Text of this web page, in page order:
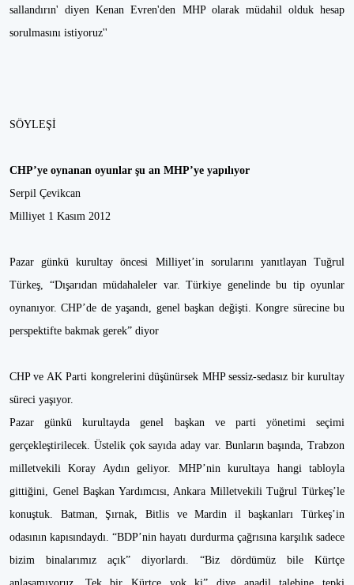
sallandırın' diyen Kenan Evren'den MHP olarak müdahil olduk hesap
sorulmasını istiyoruz''
SÖYLEŞİ
CHP’ye oynanan oyunlar şu an MHP’ye yapılıyor
Serpil Çevikcan
Milliyet 1 Kasım 2012
Pazar günkü kurultay öncesi Milliyet’in sorularını yanıtlayan Tuğrul
Türkeş, “Dışarıdan müdahaleler var. Türkiye genelinde bu tip oyunlar
oynanıyor. CHP’de de yaşandı, genel başkan değişti. Kongre sürecine bu
perspektifte bakmak gerek” diyor
CHP ve AK Parti kongrelerini düşünürsek MHP sessiz-sedasız bir kurultay
süreci yaşıyor.
Pazar günkü kurultayda genel başkan ve parti yönetimi seçimi
gerçekleştirilecek. Üstelik çok sayıda aday var. Bunların başında, Trabzon
milletvekili Koray Aydın geliyor. MHP’nin kurultaya hangi tabloyla
gittiğini, Genel Başkan Yardımcısı, Ankara Milletvekili Tuğrul Türkeş’le
konuştuk. Batman, Şırnak, Bitlis ve Mardin il başkanları Türkeş’in
odasının kapısındaydı. “BDP’nin hayatı durdurma çağrısına karşılık sadece
bizim binalarımız açık” diyorlardı. “Biz dördümüz bile Kürtçe